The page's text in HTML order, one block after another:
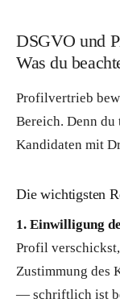
DSGVO und
Was du
Profilvertrieb
Bereich. Denn du
Kandidaten mit
Die wichtigsten
1. Einwilligung
Profil
Zustimmung des
— schriftlich ist